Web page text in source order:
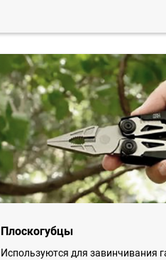
Плоскогубцы
Используются для завинчивания